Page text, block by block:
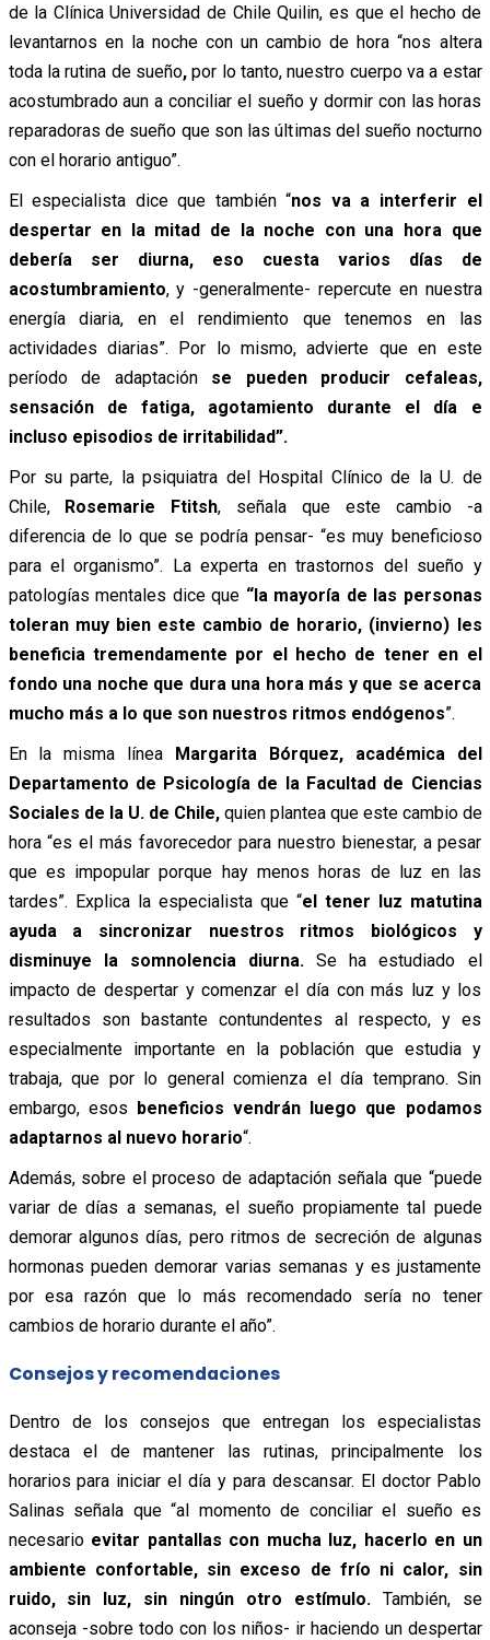
de la Clínica Universidad de Chile Quilin, es que el hecho de
levantarnos en la noche con un cambio de hora “nos altera
toda la rutina de sueño,por lo tanto, nuestro cuerpo va a estar
acostumbrado aun a conciliar el sueño y dormir con las horas
reparadoras de sueño que son las últimas del sueño nocturno
con el horario antiguo”.
El especialista dice que también “nos va a interferir el
despertar en la mitad de la noche con una hora que
debería ser diurna, eso cuesta varios días de
acostumbramiento, y -generalmente- repercute en nuestra
energía diaria, en el rendimiento que tenemos en las
actividades diarias”. Por lo mismo, advierte que en este
período de adaptación se pueden producir cefaleas,
sensación de fatiga, agotamiento durante el día e
incluso episodios de irritabilidad”.
Por su parte, la psiquiatra del Hospital Clínico de la U. de
Chile,Rosemarie Ftitsh, señala que este cambio -a
diferencia de lo que se podría pensar- “es muy beneficioso
para el organismo”. La experta en trastornos del sueño y
patologías mentales dice que “la mayoría de las personas
toleran muy bien este cambio de horario, (invierno) les
beneficia tremendamente por el hecho de tener en el
fondo una noche que dura una hora más y que se acerca
mucho más a lo que son nuestros ritmos endógenos”.
En la misma línea Margarita Bórquez, académica del
Departamento de Psicología de la Facultad de Ciencias
Sociales de la U. de Chile, quien plantea que este cambio de
hora “es el más favorecedor para nuestro bienestar, a pesar
que es impopular porque hay menos horas de luz en las
tardes”. Explica la especialista que “el tener luz matutina
ayuda a sincronizar nuestros ritmos biológicos y
disminuye la somnolencia diurna. Se ha estudiado el
impacto de despertar y comenzar el día con más luz y los
resultados son bastante contundentes al respecto, y es
especialmente importante en la población que estudia y
trabaja, que por lo general comienza el día temprano. Sin
embargo, esos beneficios vendrán luego que podamos
adaptarnos al nuevo horario“.
Además, sobre el proceso de adaptación señala que “puede
variar de días a semanas, el sueño propiamente tal puede
demorar algunos días, pero ritmos de secreción de algunas
hormonas pueden demorar varias semanas y es justamente
por esa razón que lo más recomendado sería no tener
cambios de horario durante el año”.
Consejos y recomendaciones
Dentro de los consejos que entregan los especialistas
destaca el de mantener las rutinas, principalmente los
horarios para iniciar el día y para descansar. El doctor Pablo
Salinas señala que “al momento de conciliar el sueño es
necesario evitar pantallas con mucha luz, hacerlo en un
ambiente confortable, sin exceso de frío ni calor, sin
ruido, sin luz, sin ningún otro estímulo. También, se
aconseja -sobre todo con los niños- ir haciendo un despertar